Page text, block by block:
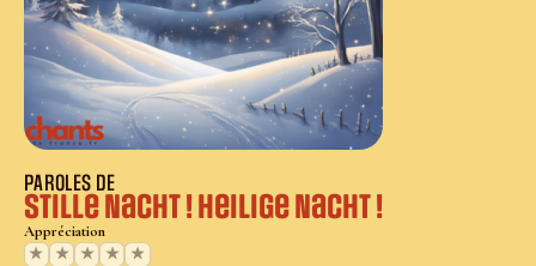
PAROLES DE
Stille Nacht ! Heilige Nacht !
Appréciation
★
★ ★ ★ ★